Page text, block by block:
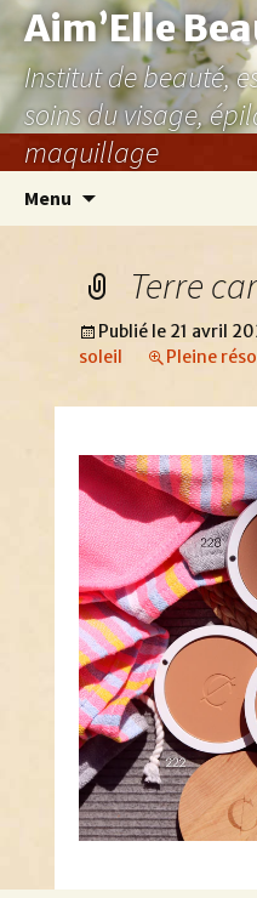
Aller
contenu
Aim’Elle
Institut de beauté,
soins du visage,
maquillage
Menu
Terre
Publié le 21 avril
soleil
Pleine